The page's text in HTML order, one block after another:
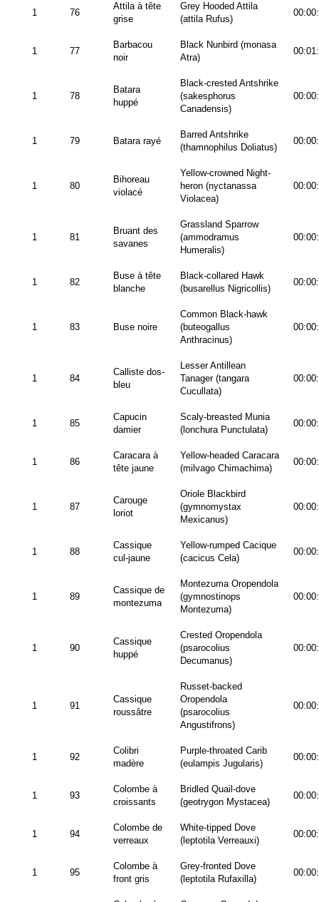
1 76
Attila à tête
grise
Grey Hooded Attila
(attila Rufus)
1 77
Barbacou
noir
Black Nunbird (monasa
Atra)
1 78
Batara
huppé
Black-crested Antshrike
(sakesphorus
Canadensis)
1 79 Batara rayé
Barred Antshrike
(thamnophilus Doliatus)
1 80
Bihoreau
violacé
Yellow-crowned Night-
heron (nyctanassa
Violacea)
1 81
Bruant des
savanes
Grassland Sparrow
(ammodramus
Humeralis)
1 82
Buse à tête
blanche
Black-collared Hawk
(busarellus Nigricollis)
1 83 Buse noire
Common Black-hawk
(buteogallus
Anthracinus)
1 84
Calliste dos-
bleu
Lesser Antillean
Tanager (tangara
Cucullata)
1 85
Capucin
damier
Scaly-breasted Munia
(lonchura Punctulata)
1 86
Caracara à
tête jaune
Yellow-headed Caracara
(milvago Chimachima)
1 87
Carouge
loriot
Oriole Blackbird
(gymnomystax
Mexicanus)
1 88
Cassique
cul-jaune
Yellow-rumped Cacique
(cacicus Cela)
1 89
Cassique de
montezuma
Montezuma Oropendola
(gymnostinops
Montezuma)
1 90
Cassique
huppé
Crested Oropendola
(psarocolius
Decumanus)
1 91
Cassique
roussâtre
Russet-backed
Oropendola
(psarocolius
Angustifrons)
1 92
Colibri
madère
Purple-throated Carib
(eulampis Jugularis)
1 93
Colombe à
croissants
Bridled Quail-dove
(geotrygon Mystacea)
1 94
Colombe de
verreaux
White-tipped Dove
(leptotila Verreauxi)
1 95
Colombe à
front gris
Grey-fronted Dove
(leptotila Rufaxilla)